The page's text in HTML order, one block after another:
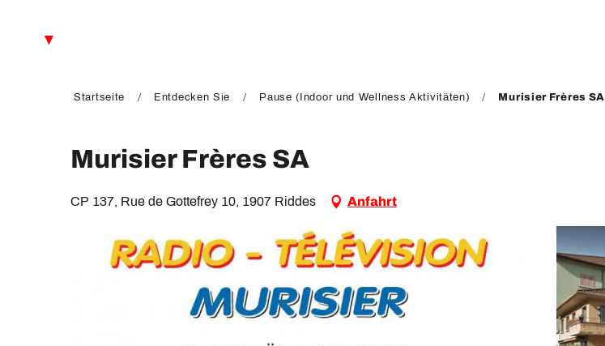
Startseite Entdecken Sie Pause (Indoor und Wellness Aktivitäten) Murisier Frères SA
Murisier Frères SA
CP 137, Rue de Gottefrey 10, 1907 Riddes Anfahrt